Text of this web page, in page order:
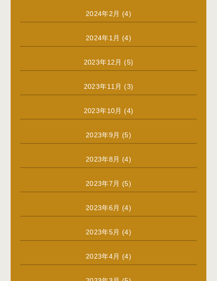
2024年2月 (4)
2024年1月 (4)
2023年12月 (5)
2023年11月 (3)
2023年10月 (4)
2023年9月 (5)
2023年8月 (4)
2023年7月 (5)
2023年6月 (4)
2023年5月 (4)
2023年4月 (4)